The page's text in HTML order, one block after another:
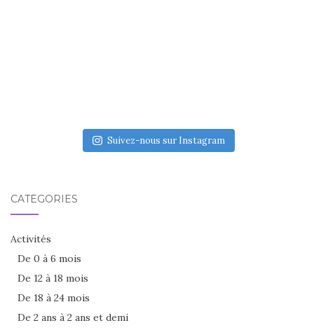
Suivez-nous sur Instagram
CATÉGORIES
Activités
De 0 à 6 mois
De 12 à 18 mois
De 18 à 24 mois
De 2 ans à 2 ans et demi